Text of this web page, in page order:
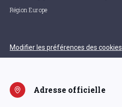
Région Europe
Modifier les préférences des cookies
Adresse officielle